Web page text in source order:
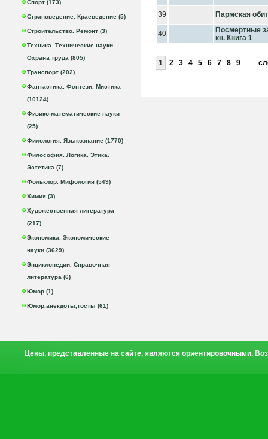
Спорт (173)
Страноведение. Краеведение (5)
Строительство. Ремонт (3)
Техника. Технические науки.
Охрана труда (805)
Транспорт (202)
Фантастика. Фэнтези. Мистика
(10124)
Физико-математические науки
(25)
Филология. Языкознание (1770)
Философия. Логика. Этика.
Эстетика (7)
Фольклор. Мифология (549)
Химия (3)
Художественная литература
(217)
Экономика. Экономические
науки (3629)
Энциклопедии. Справочная
литература (6)
Юмор (1)
Юмор,анекдоты,тосты (61)
39 Пармская
40
Посмертные
кн. Книга 1
1 2 3 4 5 6 7 8 9 …
Цены, представленные на сайте, являются ориентировочными.